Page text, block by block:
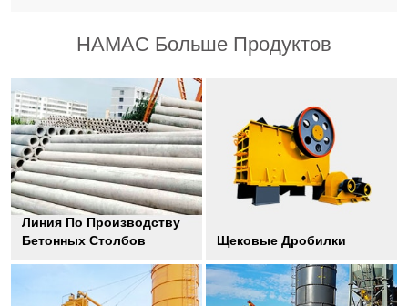
HAMAC Больше Продуктов
Линия По Производству
Бетонных Столбов
Щековые Дробилки